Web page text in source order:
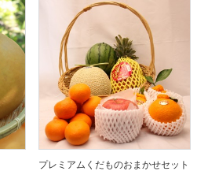
プレミアムくだものおまかせセット